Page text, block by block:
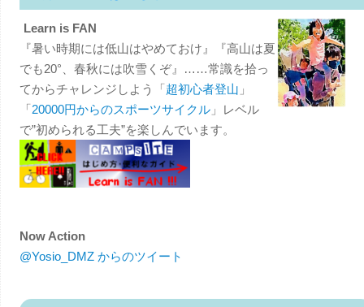
Learn is FAN
『暑い時期には低山はやめておけ』『高山は夏
でも20°、春秋には吹雪くぞ』……常識を拾っ
てからチャレンジしよう「超初心者登山 」
「20000円からのスポーツサイクル」レベル
で”初められる工夫”を楽しんでいます。
Now Action
@Yosio_DMZ からのツイート